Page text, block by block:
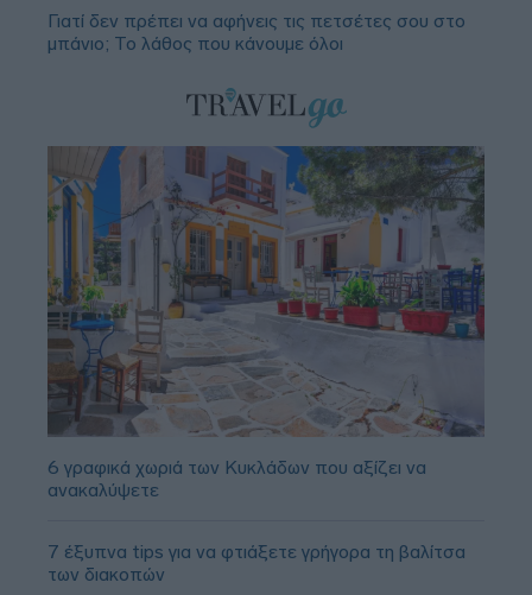
Γιατί δεν πρέπει να αφήνεις τις πετσέτες σου στο
μπάνιο; Το λάθος που κάνουμε όλοι
6 γραφικά χωριά των Κυκλάδων που αξίζει να
ανακαλύψετε
7 έξυπνα tips για να φτιάξετε γρήγορα τη βαλίτσα
των διακοπών